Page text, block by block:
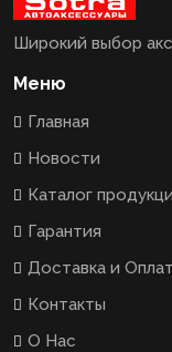
Широкий выбор
Меню
Главная
Новости
Каталог
Гарантия
Доставка и
Контакты
О Нас